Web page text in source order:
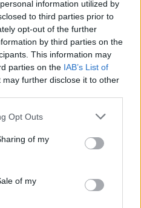
information utilized by
to third parties prior to
opt-out of the further
by third parties on the
This information may
parties on the IAB’s List of
may further disclose it to other
Opt Outs
of my
of my
Friday até ao final das
irá reforçar o
comércio, com o
das transações
Reguladora dos
com vista à realização de